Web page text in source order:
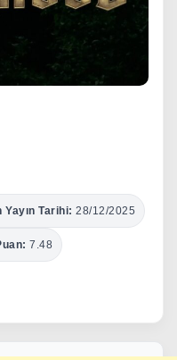
Yayın Tarihi: 28/12/2025
7.48